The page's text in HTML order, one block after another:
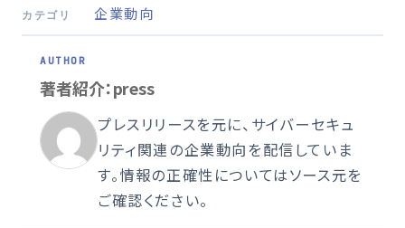
カテゴリ 企業動向
著者紹介：press
プレスリリースを元に、サイバーセキュ
リティ関連の企業動向を配信していま
す。情報の正確性についてはソース元を
ご確認ください。